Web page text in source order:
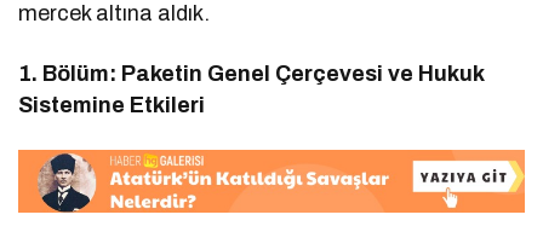
mercek altına aldık.
1. Bölüm: Paketin Genel Çerçevesi ve Hukuk
Sistemine Etkileri